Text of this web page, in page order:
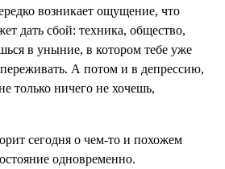
возникает ощущение, что
дать сбой: техника, общество,
в уныние, в котором тебе уже
А потом и в депрессию,
только ничего не хочешь,
сегодня о чем-то и похожем
одновременно.